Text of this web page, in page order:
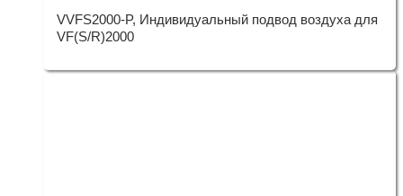
VVFS2000-P, Индивидуальный подвод воздуха для
VF(S/R)2000